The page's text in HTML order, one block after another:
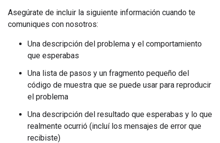
Asegúrate de incluir la siguiente información cuando te
comuniques con nosotros:
Una descripción del problema y el comportamiento
que esperabas
Una lista de pasos y un fragmento pequeño del
código de muestra que se puede usar para reproducir
el problema
Una descripción del resultado que esperabas y lo que
realmente ocurrió (incluí los mensajes de error que
recibiste)